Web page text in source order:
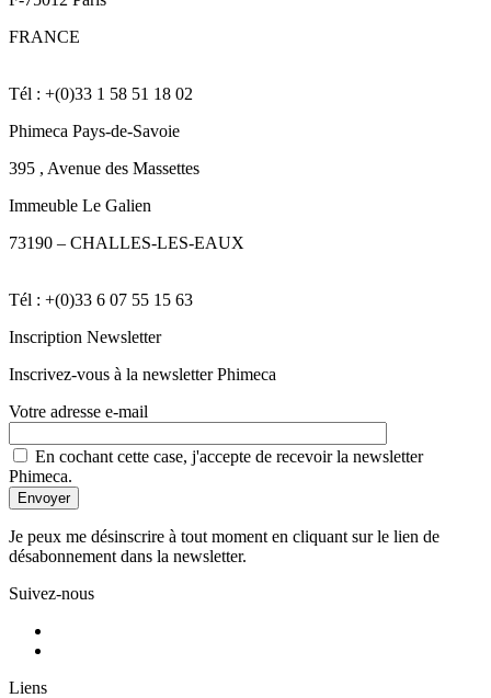
FRANCE
Tél : +(0)33 1 58 51 18 02
Phimeca Pays-de-Savoie
395 , Avenue des Massettes
Immeuble Le Galien
73190 – CHALLES-LES-EAUX
Tél : +(0)33 6 07 55 15 63
Inscription Newsletter
Inscrivez-vous à la newsletter Phimeca
Votre adresse e-mail
En cochant cette case, j'accepte de recevoir la newsletter
Phimeca.
Je peux me désinscrire à tout moment en cliquant sur le lien de
désabonnement dans la newsletter.
Suivez-nous
Liens